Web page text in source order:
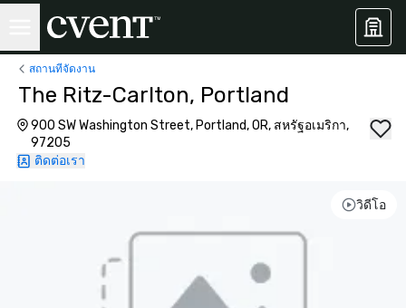
สถานที่จัดงาน
The Ritz-Carlton, Portland
900 SW Washington Street, Portland, OR, สหรัฐอเมริกา,
97205
ติดต่อเรา
วิดีโอ